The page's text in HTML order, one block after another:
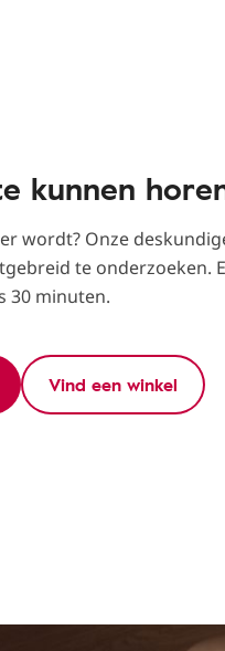
kunnen
wordt? Onze
te onderzoeken.
30 minuten.
Vind een winkel